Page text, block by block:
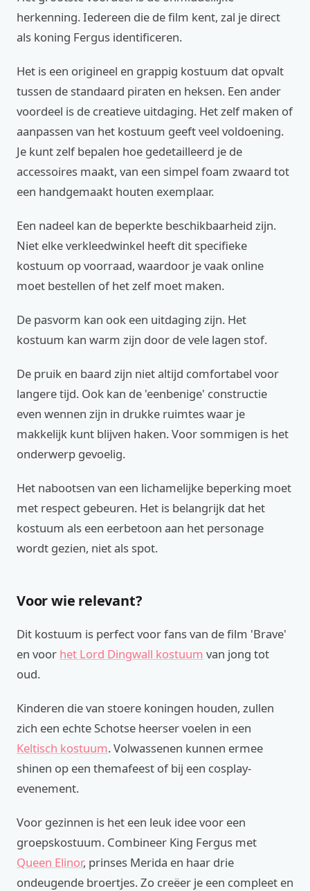
herkenning. Iedereen die de film kent, zal je direct
als koning Fergus identificeren.
Het is een origineel en grappig kostuum dat opvalt
tussen de standaard piraten en heksen. Een ander
voordeel is de creatieve uitdaging. Het zelf maken of
aanpassen van het kostuum geeft veel voldoening.
Je kunt zelf bepalen hoe gedetailleerd je de
accessoires maakt, van een simpel foam zwaard tot
een handgemaakt houten exemplaar.
Een nadeel kan de beperkte beschikbaarheid zijn.
Niet elke verkleedwinkel heeft dit specifieke
kostuum op voorraad, waardoor je vaak online
moet bestellen of het zelf moet maken.
De pasvorm kan ook een uitdaging zijn. Het
kostuum kan warm zijn door de vele lagen stof.
De pruik en baard zijn niet altijd comfortabel voor
langere tijd. Ook kan de 'eenbenige' constructie
even wennen zijn in drukke ruimtes waar je
makkelijk kunt blijven haken. Voor sommigen is het
onderwerp gevoelig.
Het nabootsen van een lichamelijke beperking moet
met respect gebeuren. Het is belangrijk dat het
kostuum als een eerbetoon aan het personage
wordt gezien, niet als spot.
Voor wie relevant?
Dit kostuum is perfect voor fans van de film 'Brave'
en voor het Lord Dingwall kostuum van jong tot
oud.
Kinderen die van stoere koningen houden, zullen
zich een echte Schotse heerser voelen in een
Keltisch kostuum. Volwassenen kunnen ermee
shinen op een themafeest of bij een cosplay-
evenement.
Voor gezinnen is het een leuk idee voor een
groepskostuum. Combineer King Fergus met
Queen Elinor, prinses Merida en haar drie
ondeugende broertjes. Zo creëer je een compleet en